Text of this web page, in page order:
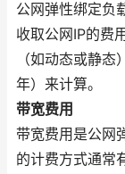
公网弹性绑定负
收取公网IP的费
（如动态或静
年）来计算。
带宽费用
带宽费用是公网
的计费方式通常